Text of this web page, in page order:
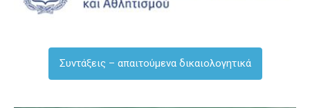
Συντάξεις – απαιτούμενα δικαιολογητικά